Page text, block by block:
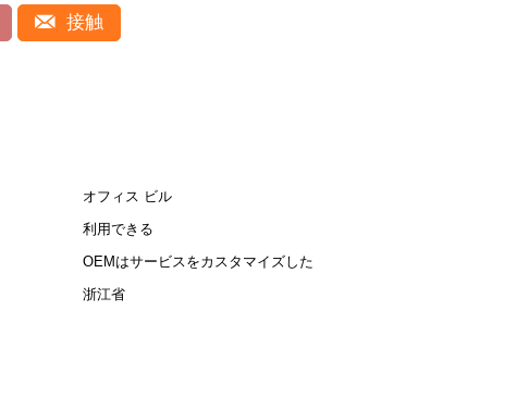
接触
オフィス ビル
利用できる
OEMはサービスをカスタマイズした
浙江省